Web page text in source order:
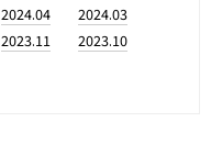
2024.04
2024.03
2023.11
2023.10